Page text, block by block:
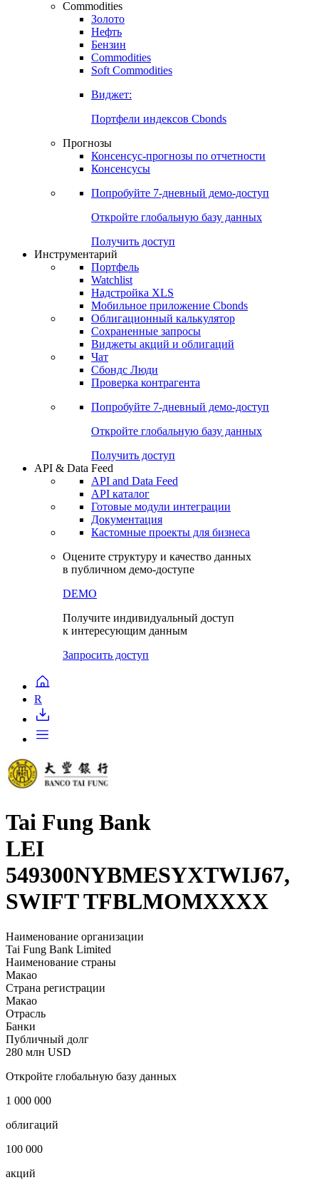
Commodities
Золото
Нефть
Бензин
Commodities
Soft Commodities
Виджет:
Портфели индексов Cbonds
Прогнозы
Консенсус-прогнозы по отчетности
Консенсусы
Попробуйте 7-дневный демо-доступ
Откройте глобальную базу данных
Получить доступ
Инструментарий
Портфель
Watchlist
Надстройка XLS
Мобильное приложение Cbonds
Облигационный калькулятор
Сохраненные запросы
Виджеты акций и облигаций
Чат
Сбондс Люди
Проверка контрагента
Попробуйте 7-дневный демо-доступ
Откройте глобальную базу данных
Получить доступ
API & Data Feed
API and Data Feed
API каталог
Готовые модули интеграции
Документация
Кастомные проекты для бизнеса
Оцените структуру и качество данных
в публичном демо-доступе
DEMO
Получите индивидуальный доступ
к интересующим данным
Запросить доступ
R
Tai Fung Bank
LEI
549300NYBMESYXTWIJ67,
SWIFT TFBLMOMXXXX
Наименование организации
Tai Fung Bank Limited
Наименование страны
Макао
Страна регистрации
Макао
Отрасль
Банки
Публичный долг
280 млн USD
Откройте глобальную базу данных
1 000 000
облигаций
100 000
акций